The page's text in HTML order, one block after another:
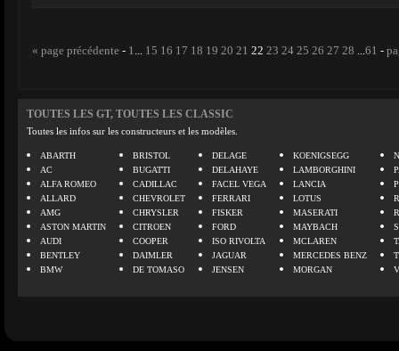
« page précédente - 1... 15 16 17 18 19 20 21 22 23 24 25 26 27 28 ...61 -
TOUTES LES GT, TOUTES LES CLASSIC
Toutes les infos sur les constructeurs et les modèles.
ABARTH
AC
ALFA ROMEO
ALLARD
AMG
ASTON MARTIN
AUDI
BENTLEY
BMW
BRISTOL
BUGATTI
CADILLAC
CHEVROLET
CHRYSLER
CITROEN
COOPER
DAIMLER
DE TOMASO
DELAGE
DELAHAYE
FACEL VEGA
FERRARI
FISKER
FORD
ISO RIVOLTA
JAGUAR
JENSEN
KOENIGSEGG
LAMBORGHINI
LANCIA
LOTUS
MASERATI
MAYBACH
MCLAREN
MERCEDES BENZ
MORGAN